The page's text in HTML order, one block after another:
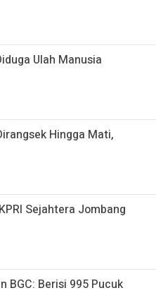
Ulah Manusia
Hingga Mati,
Sejahtera Jombang
BGC: Berisi 995 Pucuk